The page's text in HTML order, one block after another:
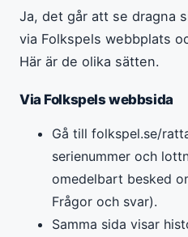
Ja, det går att se dragna
via Folkspels webbplats
Här är de olika sätten.
Via Folkspels webbsida
Gå till folkspel.se/
serienummer och
omedelbart besked
Frågor och svar).
Samma sida visar